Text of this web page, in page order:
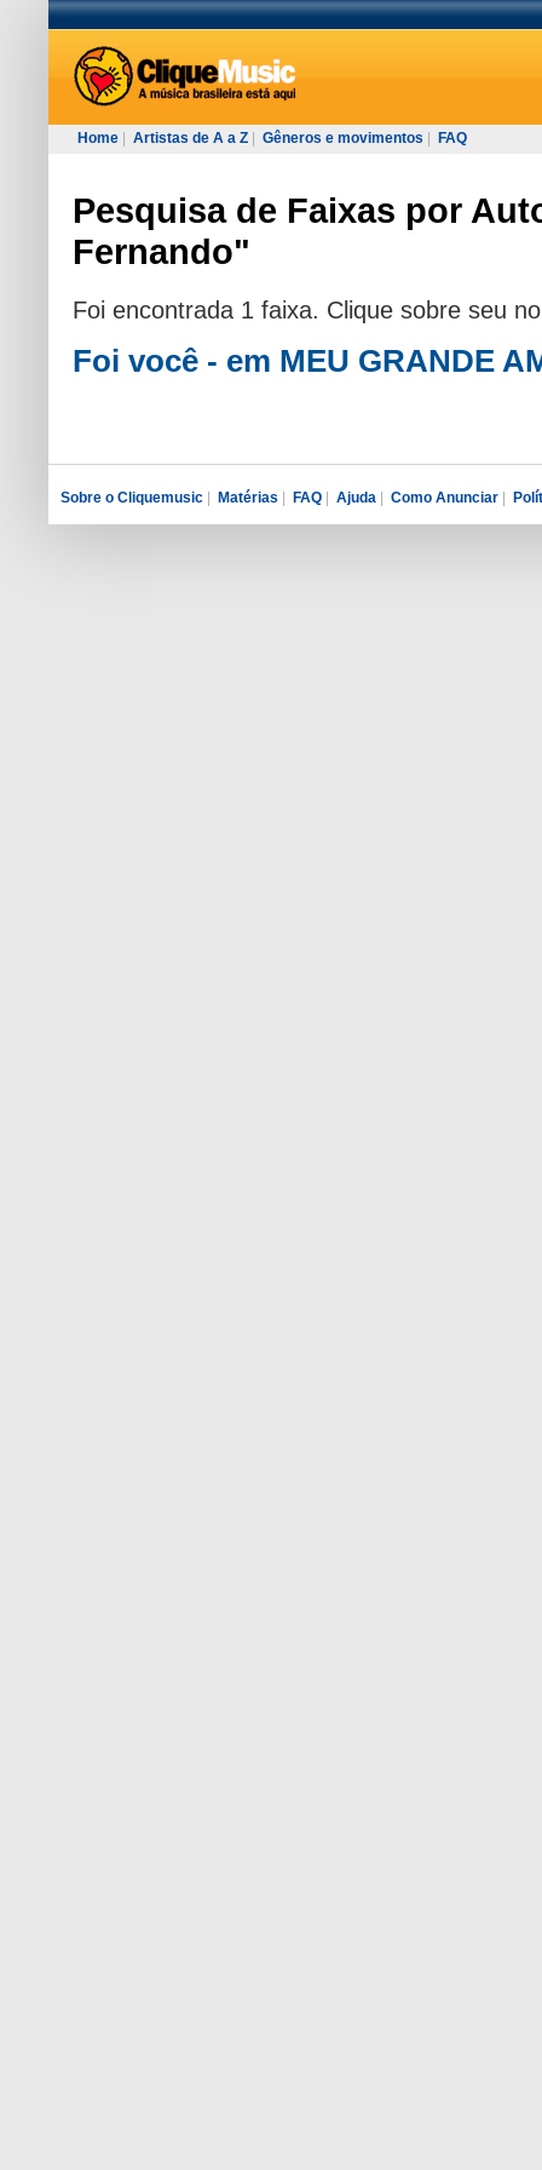
Home Artistas de A a Z Gêneros e movimentos FAQ
Pesquisa de Faixas por
Fernando"
Foi encontrada 1 faixa. Clique sobre seu
Foi você - em MEU GRANDE
Sobre o Cliquemusic | Matérias | FAQ | Ajuda | Como Anunciar |